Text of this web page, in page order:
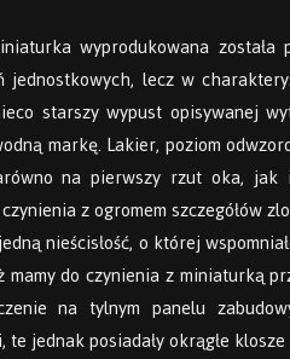
wyprodukowana
lecz w
starszy wypust opisywanej
markę. Lakier, poziom
na pierwszy rzut oka, jak
z ogromem szczegółów
nieścisłość, o której
do czynienia z miniaturką
na tylnym panelu
jednak posiadały okrągłe